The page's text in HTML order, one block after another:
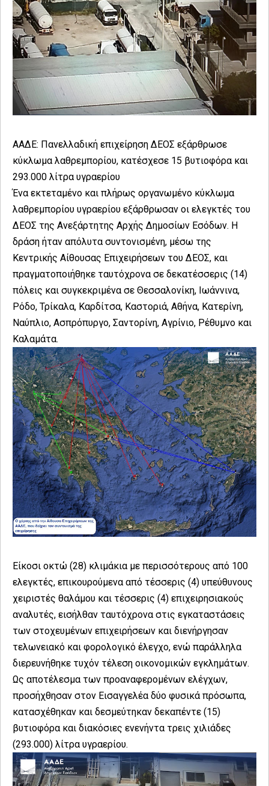
ΑΑΔΕ: Πανελλαδική επιχείρηση ΔΕΟΣ εξάρθρωσε
κύκλωμα λαθρεμπορίου, κατέσχεσε 15 βυτιοφόρα και
293.000 λίτρα υγραερίου
Ένα εκτεταμένο και πλήρως οργανωμένο κύκλωμα
λαθρεμπορίου υγραερίου εξάρθρωσαν οι ελεγκτές του
ΔΕΟΣ της Ανεξάρτητης Αρχής Δημοσίων Εσόδων. Η
δράση ήταν απόλυτα συντονισμένη, μέσω της
Κεντρικής Αίθουσας Επιχειρήσεων του ΔΕΟΣ, και
πραγματοποιήθηκε ταυτόχρονα σε δεκατέσσερις (14)
πόλεις και συγκεκριμένα σε Θεσσαλονίκη, Ιωάννινα,
Ρόδο, Τρίκαλα, Καρδίτσα, Καστοριά, Αθήνα, Κατερίνη,
Ναύπλιο, Ασπρόπυργο, Σαντορίνη, Αγρίνιο, Ρέθυμνο και
Καλαμάτα.
Είκοσι οκτώ (28) κλιμάκια με περισσότερους από 100
ελεγκτές, επικουρούμενα από τέσσερις (4) υπεύθυνους
χειριστές θαλάμου και τέσσερις (4) επιχειρησιακούς
αναλυτές, εισήλθαν ταυτόχρονα στις εγκαταστάσεις
των στοχευμένων επιχειρήσεων και διενήργησαν
τελωνειακό και φορολογικό έλεγχο, ενώ παράλληλα
διερευνήθηκε τυχόν τέλεση οικονομικών εγκλημάτων.
Ως αποτέλεσμα των προαναφερομένων ελέγχων,
προσήχθησαν στον Εισαγγελέα δύο φυσικά πρόσωπα,
κατασχέθηκαν και δεσμεύτηκαν δεκαπέντε (15)
βυτιοφόρα και διακόσιες ενενήντα τρεις χιλιάδες
(293.000) λίτρα υγραερίου.